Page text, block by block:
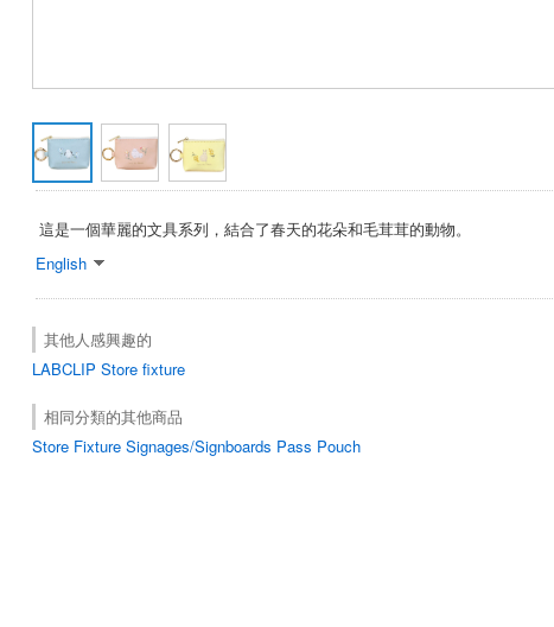
這是一個華麗的文具系列，結合了春天的花朵和毛茸茸的動物。
English
其他人感興趣的
LABCLIP Store fixture
相同分類的其他商品
Store Fixture Signages/Signboards Pass Pouch